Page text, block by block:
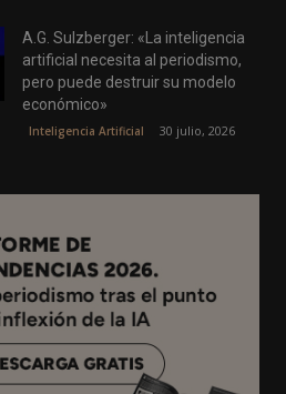
A.G. Sulzberger: «La inteligencia
artificial necesita al periodismo,
pero puede destruir su modelo
económico»
Inteligencia Artificial 30 julio, 2026